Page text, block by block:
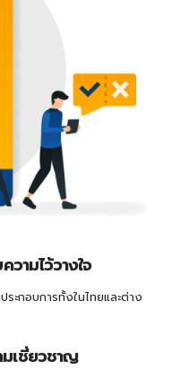
วามไว้วางใจ
ะกอบการทั้งในไทยและต่าง
เชี่ยวชาญ